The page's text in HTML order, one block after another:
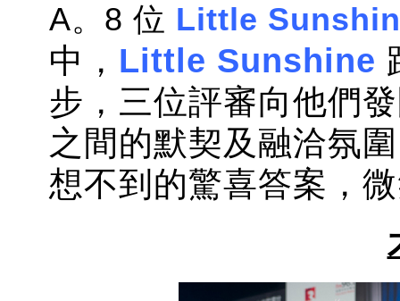
A。8 位 Little
中 ， Little Sunshine
步，三位評審向他們
之間的默契及融洽氛
想不到的驚喜答案，